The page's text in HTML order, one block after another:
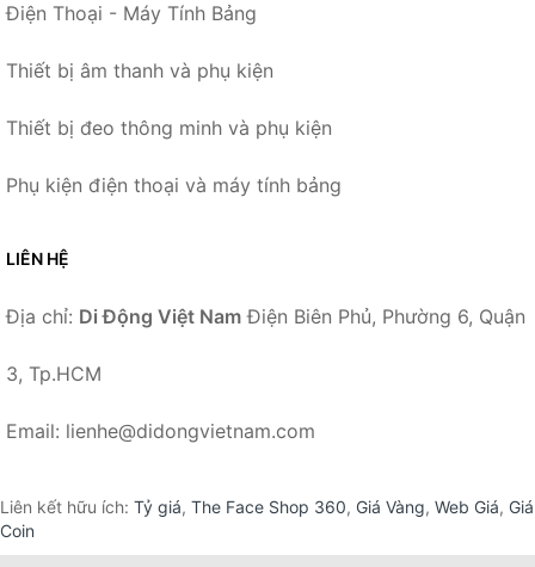
Điện Thoại - Máy Tính Bảng
Thiết bị âm thanh và phụ kiện
Thiết bị đeo thông minh và phụ kiện
Phụ kiện điện thoại và máy tính bảng
LIÊN HỆ
Địa chỉ: Di Động Việt Nam Điện Biên Phủ, Phường 6, Quận
3, Tp.HCM
Email: lienhe@didongvietnam.com
Liên kết hữu ích: Tỷ giá, The Face Shop 360, Giá Vàng, Web Giá, Giá
Coin